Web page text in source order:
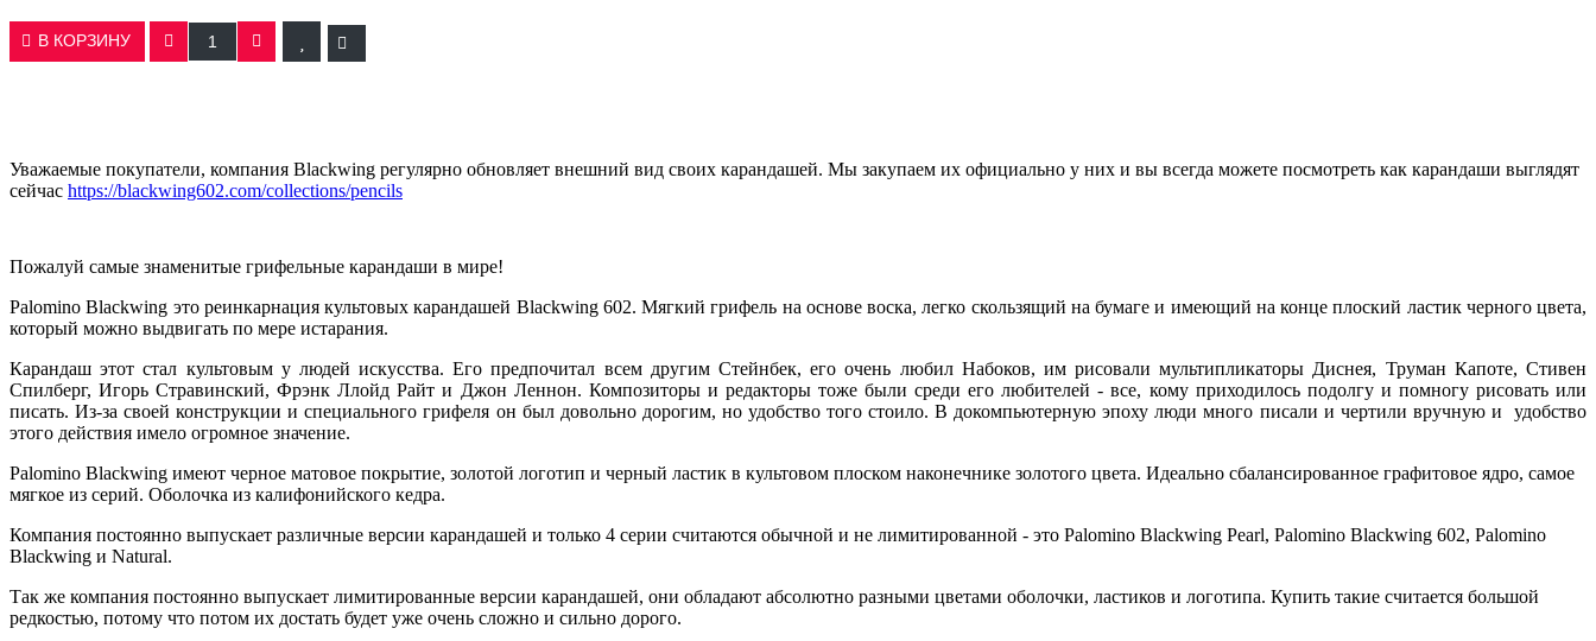
В КОРЗИНУ
Уважаемые покупатели, компания Blackwing регулярно обновляет внешний вид своих карандашей. Мы закупаем их официально у них и вы всегда можете посмотреть как карандаши выглядят
сейчас https://blackwing602.com/collections/pencils
Пожалуй самые знаменитые грифельные карандаши в мире!
Palomino Blackwing это реинкарнация культовых карандашей Blackwing 602. Мягкий грифель на основе воска, легко скользящий на бумаге и имеющий на конце плоский ластик черного цвета,
который можно выдвигать по мере истарания.
Карандаш этот стал культовым у людей искусства. Его предпочитал всем другим Стейнбек, его очень любил Набоков, им рисовали мультипликаторы Диснея, Труман Капоте, Стивен
Спилберг, Игорь Стравинский, Фрэнк Ллойд Райт и Джон Леннон. Композиторы и редакторы тоже были среди его любителей - все, кому приходилось подолгу и помногу рисовать или
писать. Из-за своей конструкции и специального грифеля он был довольно дорогим, но удобство того стоило. В докомпьютерную эпоху люди много писали и чертили вручную и удобство
этого действия имело огромное значение.
Palomino Blackwing имеют черное матовое покрытие, золотой логотип и черный ластик в культовом плоском наконечнике золотого цвета. Идеально сбалансированное графитовое ядро, самое
мягкое из серий. Оболочка из калифонийского кедра.
Компания постоянно выпускает различные версии карандашей и только 4 серии считаются обычной и не лимитированной - это Palomino Blackwing Pearl, Palomino Blackwing 602, Palomino
Blackwing и Natural.
Так же компания постоянно выпускает лимитированные версии карандашей, они обладают абсолютно разными цветами оболочки, ластиков и логотипа. Купить такие считается большой
редкостью, потому что потом их достать будет уже очень сложно и сильно дорого.